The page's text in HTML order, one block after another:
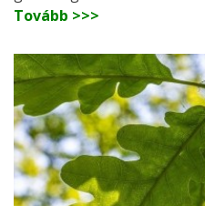
Tovább >>>